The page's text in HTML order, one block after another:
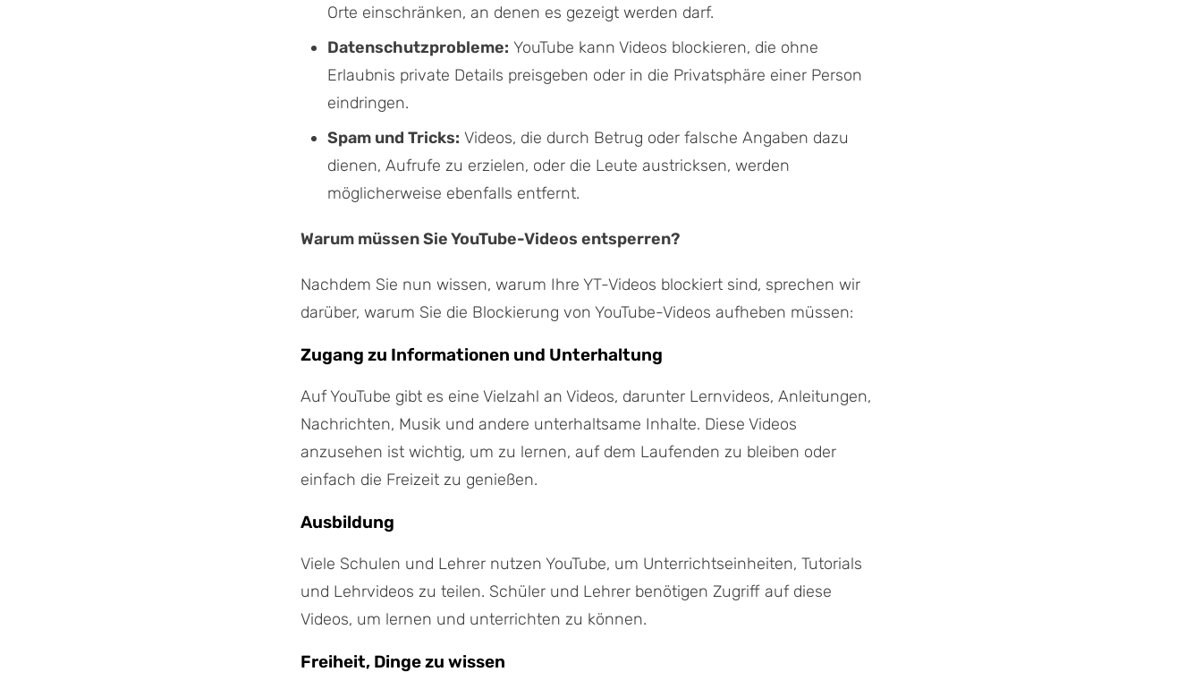
Orte einschränken, an denen es gezeigt werden darf.
Datenschutzprobleme: YouTube kann Videos blockieren, die ohne
Erlaubnis private Details preisgeben oder in die Privatsphäre einer Person
eindringen.
Spam und Tricks: Videos, die durch Betrug oder falsche Angaben dazu
dienen, Aufrufe zu erzielen, oder die Leute austricksen, werden
möglicherweise ebenfalls entfernt.
Warum müssen Sie YouTube-Videos entsperren?
Nachdem Sie nun wissen, warum Ihre YT-Videos blockiert sind, sprechen wir
darüber, warum Sie die Blockierung von YouTube-Videos aufheben müssen:
Zugang zu Informationen und Unterhaltung
Auf YouTube gibt es eine Vielzahl an Videos, darunter Lernvideos, Anleitungen,
Nachrichten, Musik und andere unterhaltsame Inhalte. Diese Videos
anzusehen ist wichtig, um zu lernen, auf dem Laufenden zu bleiben oder
einfach die Freizeit zu genießen.
Ausbildung
Viele Schulen und Lehrer nutzen YouTube, um Unterrichtseinheiten, Tutorials
und Lehrvideos zu teilen. Schüler und Lehrer benötigen Zugriff auf diese
Videos, um lernen und unterrichten zu können.
Freiheit, Dinge zu wissen